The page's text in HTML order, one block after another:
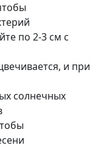
по 2-3 см с
и при
солнечных